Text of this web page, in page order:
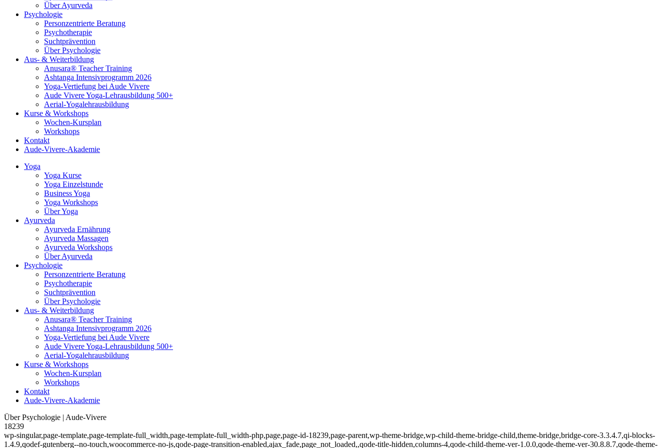
Über Ayurveda
Psychologie
Personzentrierte Beratung
Psychotherapie
Suchtprävention
Über Psychologie
Aus- & Weiterbildung
Anusara® Teacher Training
Ashtanga Intensivprogramm 2026
Yoga-Vertiefung bei Aude Vivere
Aude Vivere Yoga-Lehrausbildung 500+
Aerial-Yogalehrausbildung
Kurse & Workshops
Wochen-Kursplan
Workshops
Kontakt
Aude-Vivere-Akademie
Yoga
Yoga Kurse
Yoga Einzelstunde
Business Yoga
Yoga Workshops
Über Yoga
Ayurveda
Ayurveda Ernährung
Ayurveda Massagen
Ayurveda Workshops
Über Ayurveda
Psychologie
Personzentrierte Beratung
Psychotherapie
Suchtprävention
Über Psychologie
Aus- & Weiterbildung
Anusara® Teacher Training
Ashtanga Intensivprogramm 2026
Yoga-Vertiefung bei Aude Vivere
Aude Vivere Yoga-Lehrausbildung 500+
Aerial-Yogalehrausbildung
Kurse & Workshops
Wochen-Kursplan
Workshops
Kontakt
Aude-Vivere-Akademie
Über Psychologie | Aude-Vivere
18239
wp-singular,page-template,page-template-full_width,page-template-full_width-php,page,page-id-18239,page-parent,wp-theme-bridge,wp-child-theme-bridge-child,theme-bridge,bridge-core-3.3.4.7,qi-blocks-
1.4.9,qodef-gutenberg--no-touch,woocommerce-no-js,qode-page-transition-enabled,ajax_fade,page_not_loaded,,qode-title-hidden,columns-4,qode-child-theme-ver-1.0.0,qode-theme-ver-30.8.8.7,qode-theme-